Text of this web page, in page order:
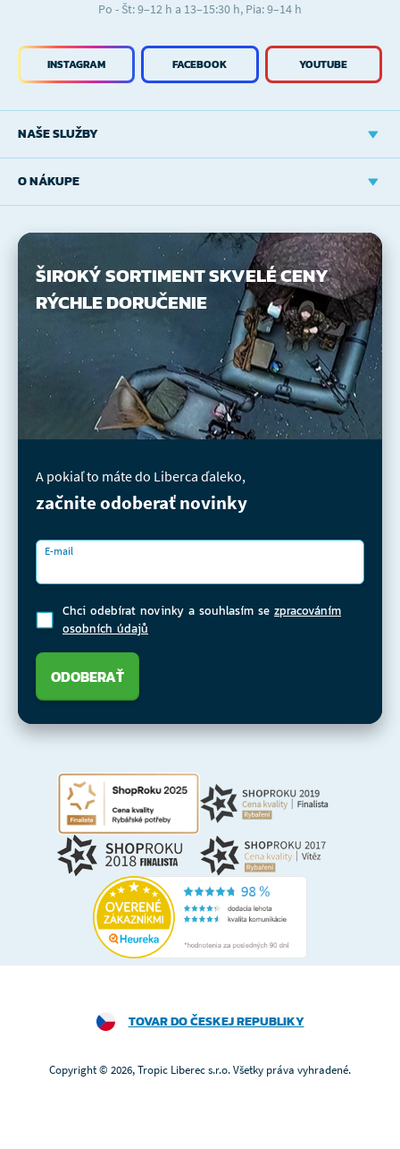
NAŠE SLUŽBY
O NÁKUPE
INSTAGRAM FACEBOOK YOUTUBE
Po - Št: 9–12 h a 13–15:30 h, Pia: 9–14 h
ŠIROKÝ SORTIMENTSKVELÉ CENY
RÝCHLE DORUČENIE
A pokiaľ to máte do Liberca ďaleko,
začnite odoberať novinky
E-mail
Chci odebírat novinky a souhlasím se zpracováním
osobních údajů
ODOBERAŤ
TOVAR DO ČESKEJ REPUBLIKY
Copyright © 2026, Tropic Liberec s.r.o. Všetky práva vyhradené.